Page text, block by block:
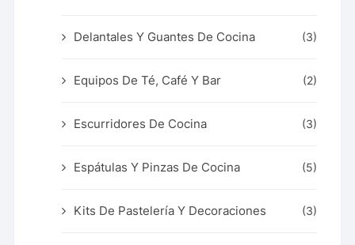
Delantales Y Guantes De Cocina (3)
Equipos De Té, Café Y Bar (2)
Escurridores De Cocina (3)
Espátulas Y Pinzas De Cocina (5)
Kits De Pastelería Y Decoraciones (3)